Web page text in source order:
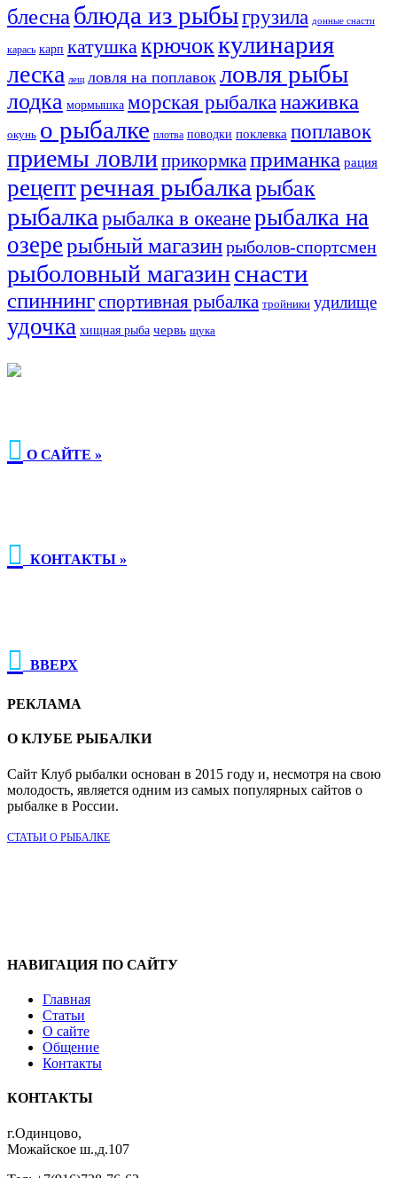
блеснаблюда из рыбыгрузила донные снасти
карась карп катушкакрючоккулинария
леска лещ ловля на поплавок ловля рыбы
лодка мормышка морская рыбалканаживка
окунь о рыбалке плотва поводки поклевка поплавок
приемы ловлиприкормкаприманка рация
рецептречная рыбалкарыбак
рыбалкарыбалка в океанерыбалка на
озерерыбный магазинрыболов-спортсмен
рыболовный магазинснасти
спиннингспортивная рыбалка тройники удилище
удочка хищная рыба червь щука
 О САЙТЕ »
 КОНТАКТЫ »
 ВВЕРХ
РЕКЛАМА
О КЛУБЕ РЫБАЛКИ
Сайт Клуб рыбалки основан в 2015 году и, несмотря на свою
молодость, является одним из самых популярных сайтов о
рыбалке в России.
СТАТЬИ О РЫБАЛКЕ
НАВИГАЦИЯ ПО САЙТУ
Главная
Статьи
О сайте
Общение
Контакты
КОНТАКТЫ
г.Одинцово,
Можайское ш.,д.107